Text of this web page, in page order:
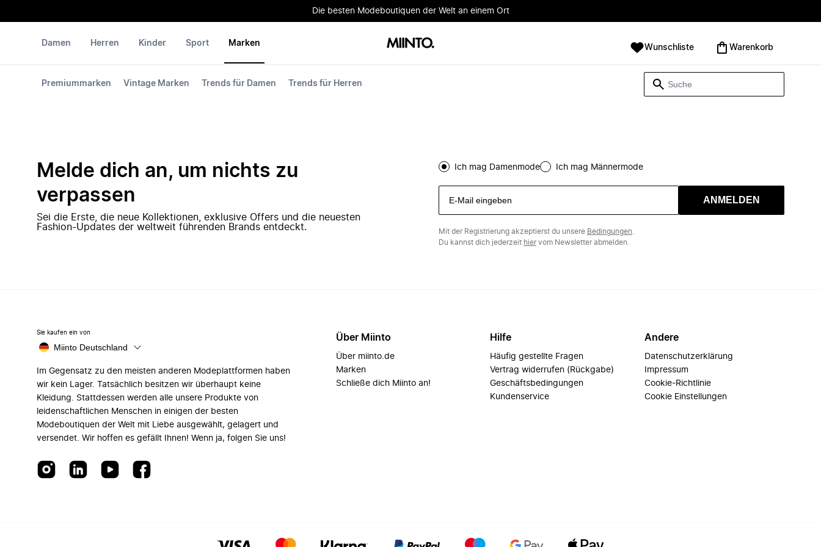
Die besten Modeboutiquen der Welt an einem Ort
Damen Herren Kinder Sport Marken
Premiummarken Vintage Marken Trends für Damen Trends für Herren
Wunschliste Warenkorb
Melde dich an, um nichts zu
verpassen
Sei die Erste, die neue Kollektionen, exklusive Offers und die neuesten
Fashion-Updates der weltweit führenden Brands entdeckt.
Ich mag Damenmode Ich mag Männermode
ANMELDEN
Mit der Registrierung akzeptierst du unsere Bedingungen
Du kannst dich jederzeit hiervom Newsletter abmelden.
Sie kaufen ein von
Miinto Deutschland
Im Gegensatz zu den meisten anderen Modeplattformen haben
wir kein Lager. Tatsächlich besitzen wir überhaupt keine
Kleidung. Stattdessen werden alle unsere Produkte von
leidenschaftlichen Menschen in einigen der besten
Modeboutiquen der Welt mit Liebe ausgewählt, gelagert und
versendet. Wir hoffen es gefällt Ihnen! Wenn ja, folgen Sie uns!
Über Miinto
Über miinto.de
Marken
Schließe dich Miinto an!
Hilfe
Häufig gestellte Fragen
Vertrag widerrufen (Rückgabe)
Geschäftsbedingungen
Kundenservice
Andere
Datenschutzerklärung
Impressum
Cookie-Richtlinie
Cookie Einstellungen